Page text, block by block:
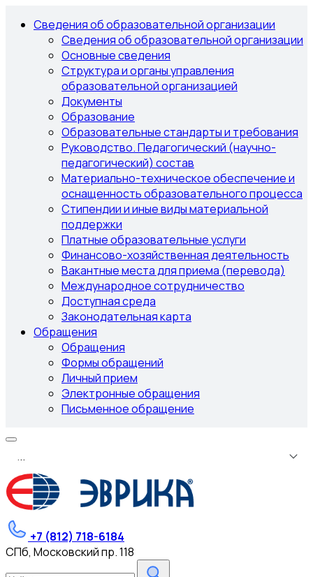
Сведения об образовательной организации
Сведения об образовательной организации
Основные сведения
Структура и органы управления
образовательной организацией
Документы
Образование
Образовательные стандарты и требования
Руководство. Педагогический (научно-
педагогический) состав
Материально-техническое обеспечение и
оснащенность образовательного процесса
Стипендии и иные виды материальной
поддержки
Платные образовательные услуги
Финансово-хозяйственная деятельность
Вакантные места для приема (перевода)
Международное сотрудничество
Доступная среда
Законодательная карта
Обращения
Обращения
Формы обращений
Личный прием
Электронные обращения
Письменное обращение
...
+7 (812) 718-6184
СПб, Московский пр. 118